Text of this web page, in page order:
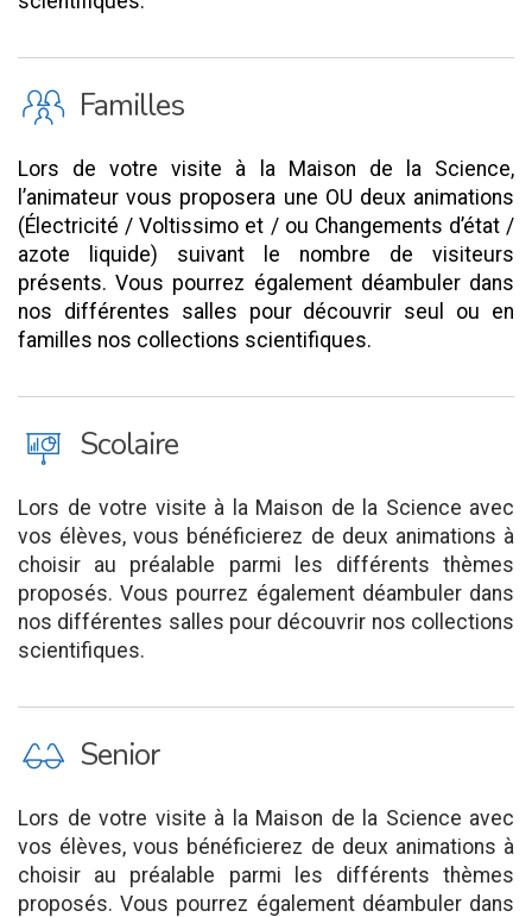
K Familles
Lors de votre visite à la Maison de la Science,
l’animateur vous proposera une OU deux animations
(Électricité / Voltissimo et / ou Changements d’état /
azote liquide) suivant le nombre de visiteurs
présents. Vous pourrez également déambuler dans
nos différentes salles pour découvrir seul ou en
familles nos collections scientifiques.
J Scolaire
Lors de votre visite à la Maison de la Science avec
vos élèves, vous bénéficierez de deux animations à
choisir au préalable parmi les différents thèmes
proposés. Vous pourrez également déambuler dans
nos différentes salles pour découvrir nos collections
scientifiques.
P Senior
Lors de votre visite à la Maison de la Science avec
vos élèves, vous bénéficierez de deux animations à
choisir au préalable parmi les différents thèmes
proposés. Vous pourrez également déambuler dans